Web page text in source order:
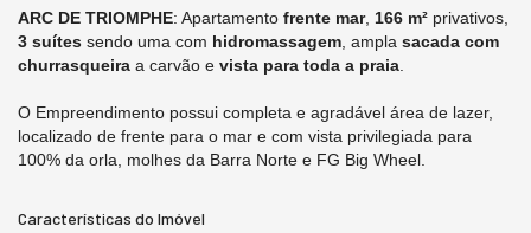
ARC DE TRIOMPHE: Apartamento frente mar, 166 m² privativos,
3 suítes sendo uma com hidromassagem, ampla sacada com
churrasqueira a carvão e vista para toda a praia.
O Empreendimento possui completa e agradável área de lazer,
localizado de frente para o mar e com vista privilegiada para
100% da orla, molhes da Barra Norte e FG Big Wheel.
Características do Imóvel